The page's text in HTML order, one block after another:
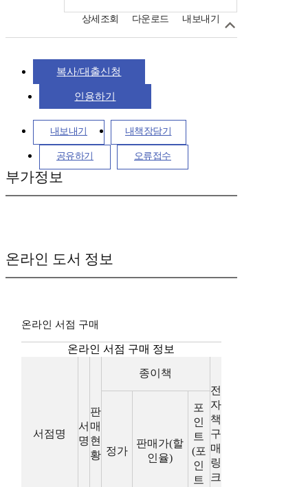
상세조회 다운로드 내보내기
복사/대출신청
인용하기
내보내기 내책장담기
공유하기 오류접수
부가정보
온라인 도서 정보
온라인 서점 구매
온라인 서점 구매 정보
서점명
서
명
판
매
현
황
종이책
전
자
책
구
매
링
크
정가
판매가(할
인율)
포
인
트
(포
인
트